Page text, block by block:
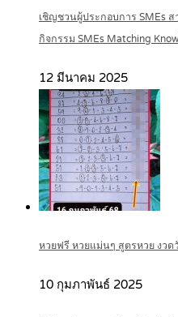
เชิญชวนผู้ประกอบการ SMEs ส
กิจกรรม SMEs Matching
12 มีนาคม 2025
หวยฟรี หวยแม่นๆ สูตรหวย งว
10 กุมภาพันธ์ 2025